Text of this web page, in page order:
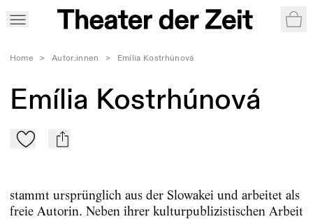
Home > Autor:innen > Emília Kostrhúnová
Emília Kostrhúnová
Zu Mein-TdZ hinzufügen
mail
stammt ursprünglich aus der Slowakei und arbeitet als
freie Autorin. Neben ihrer kulturpublizistischen Arbeit